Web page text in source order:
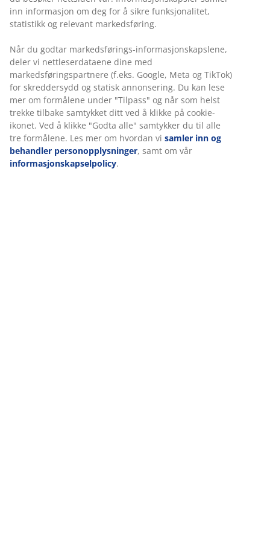
kan bidra til å forlenge sengens levetid, noe som
sparer deg penger på lang sikt.
En overmadrass gir et ekstra lag med komfort
som kan bidra til å forbedre søvnkvaliteten din.
Riktig støtte fra riktig overmadrass kan hjelpe deg
hvis du lider av rygg-, ledd- eller andre smerter
som plager deg om natten.
En overmadrass kan få sengen til å føles mykere
eller fastere, avhengig av hva du ønsker.
Overmadrasser laget av memoryskum eller
polyeterskum kan gjøre madrassen under litt
inn informasjon om deg for å sikre funksjonalitet,
statistikk og relevant markedsføring.
Når du godtar markedsførings-informasjonskapslene,
deler vi nettleserdataene dine med
markedsføringspartnere (f.eks. Google, Meta og TikTok)
for skreddersydd og statisk annonsering. Du kan lese
mer om formålene under "Tilpass" og når som helst
trekke tilbake samtykket ditt ved å klikke på cookie-
ikonet. Ved å klikke "Godta alle" samtykker du til alle
tre formålene. Les mer om hvordan vi samler inn og
behandler personopplysninger, samt om vår
informasjonskapselpolicy.